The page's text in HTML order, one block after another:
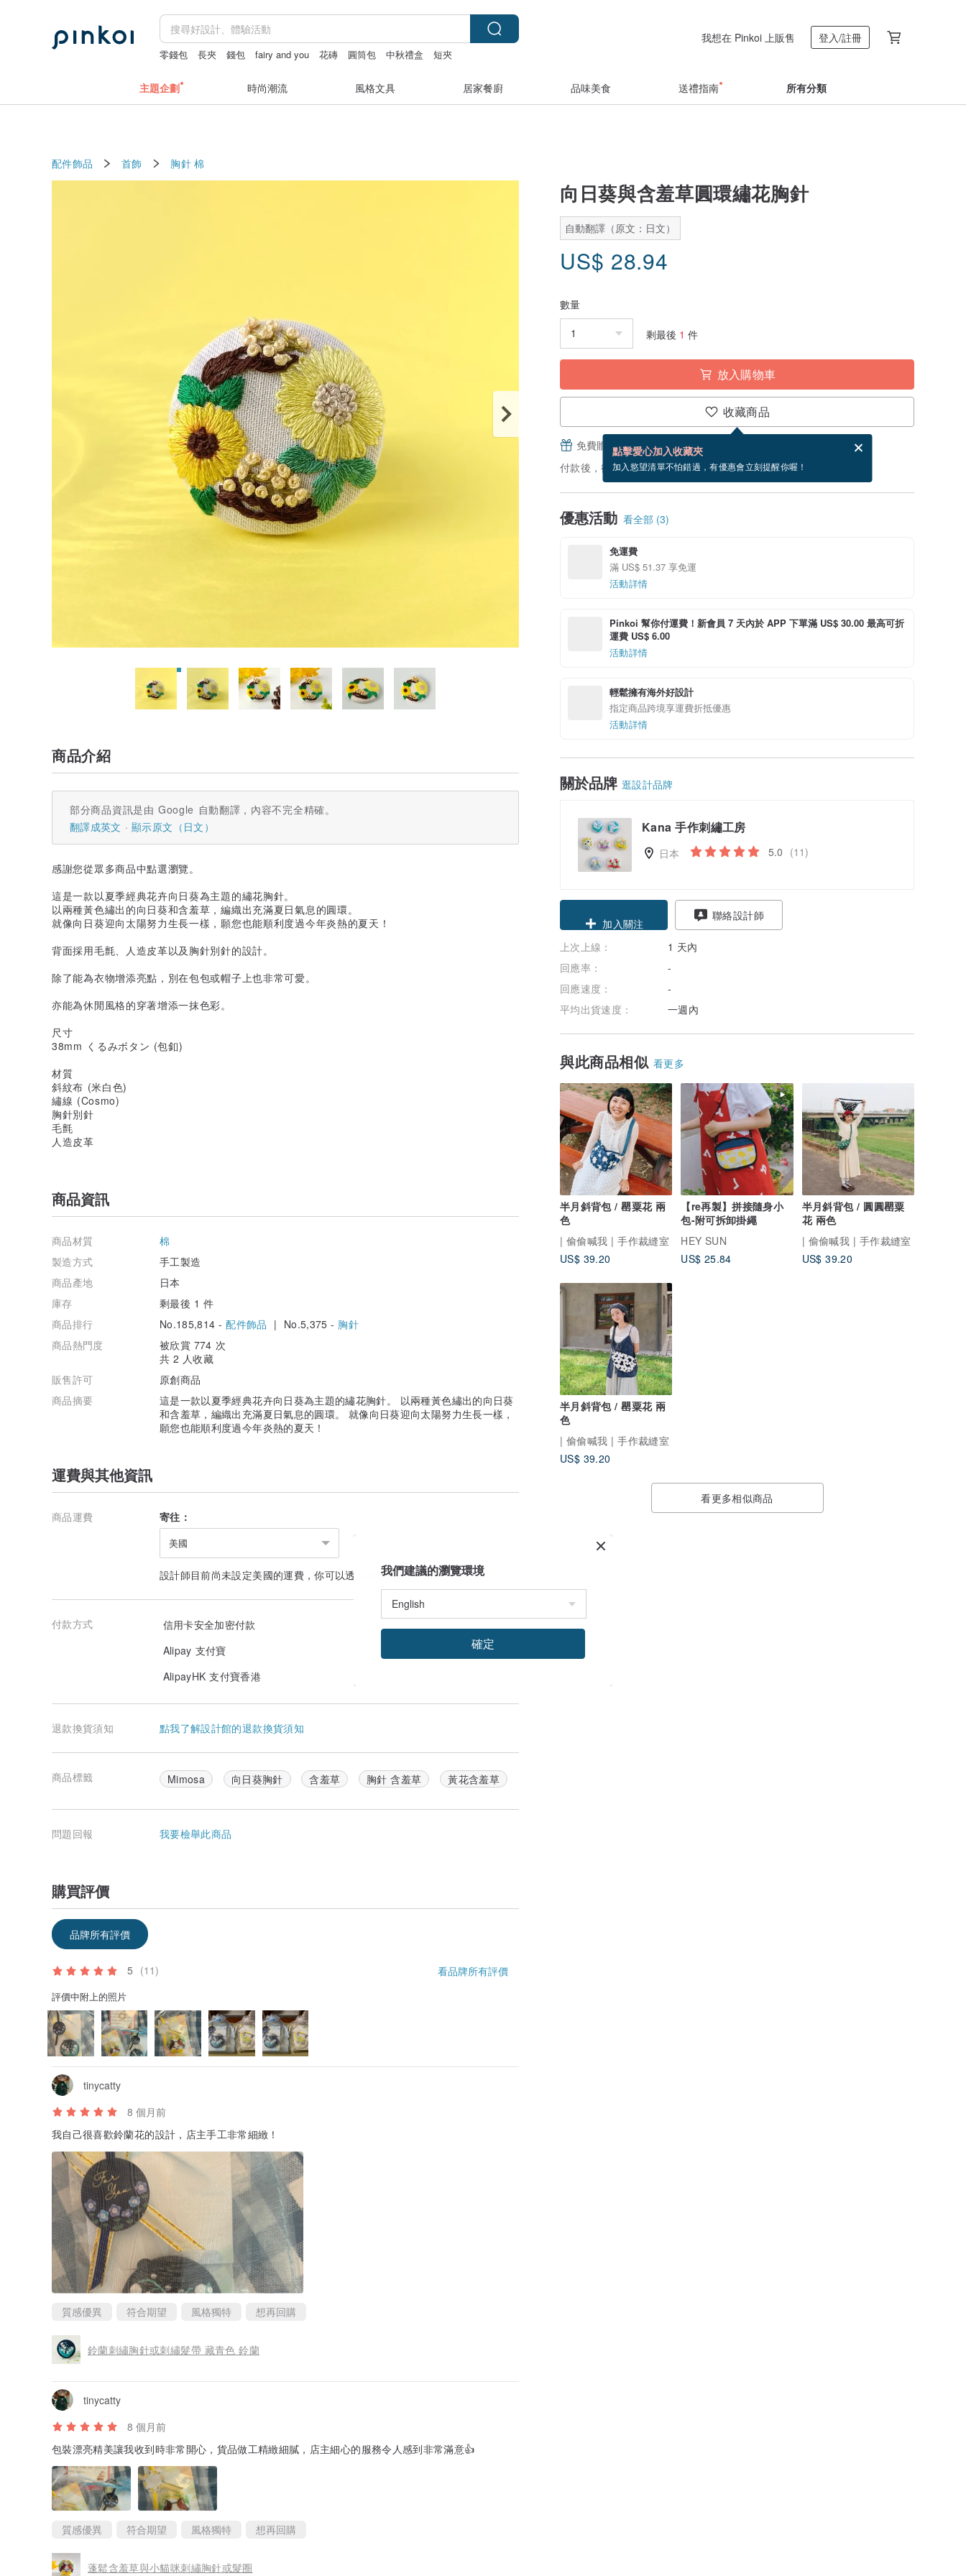
零錢包 長夾 錢包 fairy and you 花磚 圓筒包 中秋禮盒 短夾
我想在 Pinkoi 上販售 登入/註冊
主題企劃 時尚潮流 風格文具 居家餐廚 品味美食 送禮指南 所有分類
配件飾品 首飾 胸針 棉
向日葵與含羞草圓環繡花胸針
自動翻譯（原文：日文）
US$ 28.94
數量
剩最後 1 件
放入購物車
收藏商品
點擊愛心加入收藏夾
加入慾望清單不怕錯過，有優惠會立刻提醒你喔！
免費贈送電子賀卡，結帳完成後填寫
付款後，從備貨到寄出商品為 5 個工作天。（不包含假日）
優惠活動 看全部 (3)
免運費
滿 US$ 51.37 享免運
活動詳情
Pinkoi 幫你付運費！新會員 7 天內於 APP 下單滿 US$ 30.00 最高可折
運費 US$ 6.00
活動詳情
輕鬆擁有海外好設計
指定商品跨境享運費折抵優惠
活動詳情
關於品牌 逛設計品牌
Kana 手作刺繡工房
日本 5.0 (11)
加入關注
聯絡設計師
上次上線：
1 天內
回應率：
-
回應速度：
-
平均出貨速度：
一週內
與此商品相似 看更多
半月斜背包 / 罌粟花 兩
色
| 偷偷喊我 | 手作裁縫室
US$ 39.20
【re再製】拼接隨身小
包-附可拆卸掛繩
HEY SUN
US$ 25.84
半月斜背包 / 圓圓罌粟
花 兩色
| 偷偷喊我 | 手作裁縫室
US$ 39.20
半月斜背包 / 罌粟花 兩
色
| 偷偷喊我 | 手作裁縫室
US$ 39.20
看更多相似商品
商品介紹
部分商品資訊是由 Google 自動翻譯，內容不完全精確。
翻譯成英文
顯示原文（日文）
感謝您從眾多商品中點選瀏覽。
這是一款以夏季經典花卉向日葵為主題的繡花胸針。
以兩種黃色繡出的向日葵和含羞草，編織出充滿夏日氣息的圓環。
就像向日葵迎向太陽努力生長一樣，願您也能順利度過今年炎熱的夏天！
背面採用毛氈、人造皮革以及胸針別針的設計。
除了能為衣物增添亮點，別在包包或帽子上也非常可愛。
亦能為休閒風格的穿著增添一抹色彩。
尺寸
38mm くるみボタン (包釦)
材質
斜紋布 (米白色)
繡線 (Cosmo)
胸針別針
毛氈
人造皮革
商品資訊
商品材質
棉
製造方式
手工製造
商品產地
日本
庫存
剩最後 1 件
商品排行
No.185,814 -配件飾品 | No.5,375 - 胸針
商品熱門度
被欣賞 774 次
共 2 人收藏
販售許可
原創商品
商品摘要
這是一款以夏季經典花卉向日葵為主題的繡花胸針。 以兩種黃色繡出的向日葵
和含羞草，編織出充滿夏日氣息的圓環。 就像向日葵迎向太陽努力生長一樣，
願您也能順利度過今年炎熱的夏天！
運費與其他資訊
商品運費 寄往：
美國
設計師目前尚未設定美國的運費，你可以透過 聯絡設計師討論合適的運送方式
付款方式
信用卡安全加密付款
Alipay 支付寶
AlipayHK 支付寶香港
退款換貨須知 點我了解設計館的退款換貨須知
商品標籤 Mimosa 向日葵胸針 含羞草 胸針 含羞草 黃花含羞草
問題回報 我要檢舉此商品
購買評價
品牌所有評價
5 (11) 看品牌所有評價
評價中附上的照片
tinycatty
8 個月前
我自己很喜歡鈴蘭花的設計，店主手工非常細緻！
質感優異 符合期望 風格獨特 想再回購
鈴蘭刺繡胸針或刺繡髮帶 藏青色 鈴蘭
tinycatty
8 個月前
包裝漂亮精美讓我收到時非常開心，貨品做工精緻細膩，店主細心的服務令人感到非常滿意👍
質感優異 符合期望 風格獨特 想再回購
蓬鬆含羞草與小貓咪刺繡胸針或髮圈
我們建議的瀏覽環境
確定